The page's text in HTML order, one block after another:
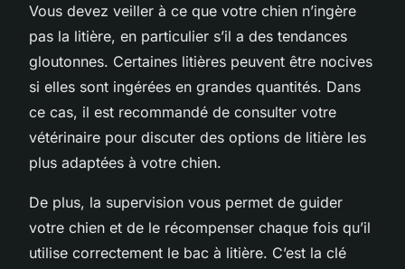
Vous devez veiller à ce que votre chien n’ingère
pas la litière, en particulier s’il a des tendances
gloutonnes. Certaines litières peuvent être nocives
si elles sont ingérées en grandes quantités. Dans
ce cas, il est recommandé de consulter votre
vétérinaire pour discuter des options de litière les
plus adaptées à votre chien.
De plus, la supervision vous permet de guider
votre chien et de le récompenser chaque fois qu’il
utilise correctement le bac à litière. C’est la clé